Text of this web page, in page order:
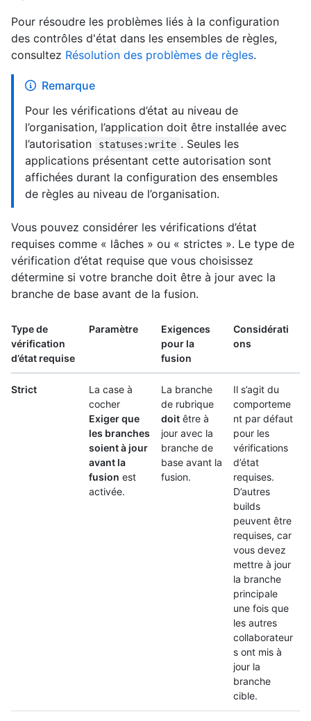
Pour résoudre les problèmes liés à la configuration
des contrôles d'état dans les ensembles de règles,
consultez Résolution des problèmes de règles.
Remarque
Pour les vérifications d’état au niveau de
l’organisation, l’application doit être installée avec
l’autorisation
statuses:write . Seules les
applications présentant cette autorisation sont
affichées durant la configuration des ensembles
de règles au niveau de l’organisation.
Vous pouvez considérer les vérifications d’état
requises comme « lâches » ou « strictes ». Le type de
vérification d’état requise que vous choisissez
détermine si votre branche doit être à jour avec la
branche de base avant de la fusion.
Type de
vérification
d’état requise
Paramètre
Exigences
pour la
fusion
Considérati
ons
Strict
La case à
cocher
Exiger que
les branches
soient à jour
avant la
fusion est
activée.
La branche
de rubrique
doit être à
jour avec la
branche de
base avant la
fusion.
Il s’agit du
comporteme
nt par défaut
pour les
vérifications
d’état
requises.
D’autres
builds
peuvent être
requises, car
vous devez
mettre à jour
la branche
principale
une fois que
les autres
collaborateur
s ont mis à
jour la
branche
cible.